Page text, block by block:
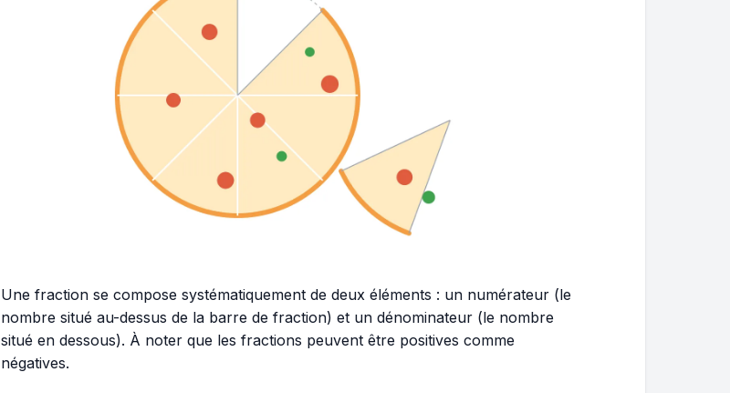
Une fraction se compose systématiquement de deux éléments : un numérateur (le
nombre situé au-dessus de la barre de fraction) et un dénominateur (le nombre
situé en dessous). À noter que les fractions peuvent être positives comme
négatives.